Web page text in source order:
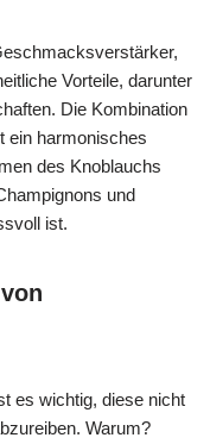
Vorteile, darunter
Die Kombination
ein harmonisches
des Knoblauchs
und
ist.
es wichtig, diese nicht
Warum?